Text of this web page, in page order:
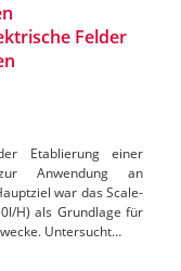
Felder
Etablierung einer
zur Anwendung an
war das Scale-
H) als Grundlage für
Untersucht…